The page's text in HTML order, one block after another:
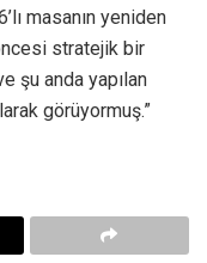
masanın yeniden
stratejik bir
şu anda yapılan
görüyormuş.”